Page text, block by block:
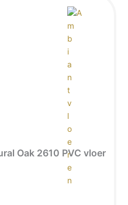
Oak 2610 PVC vloer